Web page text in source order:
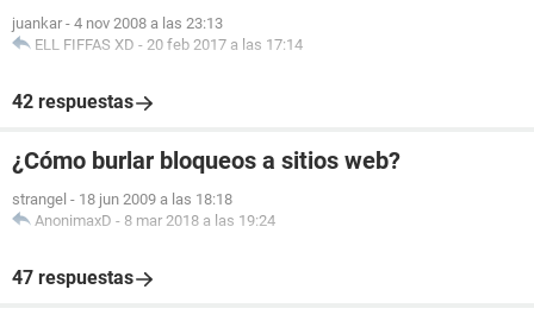
juankar - 4 nov 2008 a las 23:13
ELL FIFFAS XD - 20 feb 2017 a las 17:14
42 respuestas
¿Cómo burlar bloqueos a sitios web?
strangel - 18 jun 2009 a las 18:18
AnonimaxD - 8 mar 2018 a las 19:24
47 respuestas